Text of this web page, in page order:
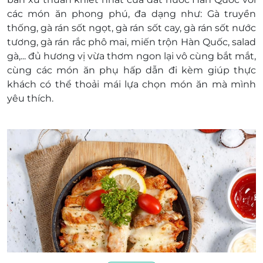
các món ăn phong phú, đa dạng như: Gà truyền
thống, gà rán sốt ngọt, gà rán sốt cay, gà rán sốt nước
tương, gà rán rắc phô mai, miến trộn Hàn Quốc, salad
gà,... đủ hương vị vừa thơm ngon lại vô cùng bắt mắt,
cùng các món ăn phụ hấp dẫn đi kèm giúp thực
khách có thể thoải mái lựa chọn món ăn mà mình
yêu thích.